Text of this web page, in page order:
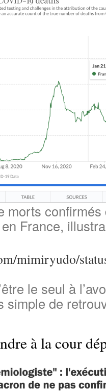
morts confirmés
France,
mimiryudo/
le seul à
simple de
à la cour